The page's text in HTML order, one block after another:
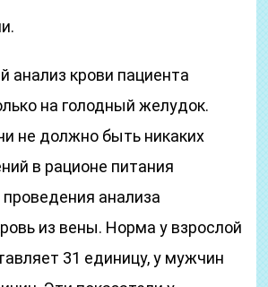
анализ крови пациента
на голодный желудок.
не должно быть никаких
в рационе питания
анализа
из вены. Норма у взрослой
31 единицу, у мужчин